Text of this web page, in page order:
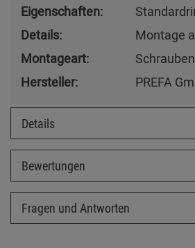
Eigenschaften:
Details:
Montage
Montageart:
Schrauben
Hersteller:
PREFA
Details
Bewertungen
Fragen und Antworten